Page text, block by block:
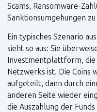
Scams, Ransomware-
Sanktionsumgehungen
Ein typisches Szenario
sieht so aus: Sie
Investmentplattform, die
Netzwerks ist. Die Coins
aufgeteilt, dann durch
anderen Seite wieder
die Auszahlung der